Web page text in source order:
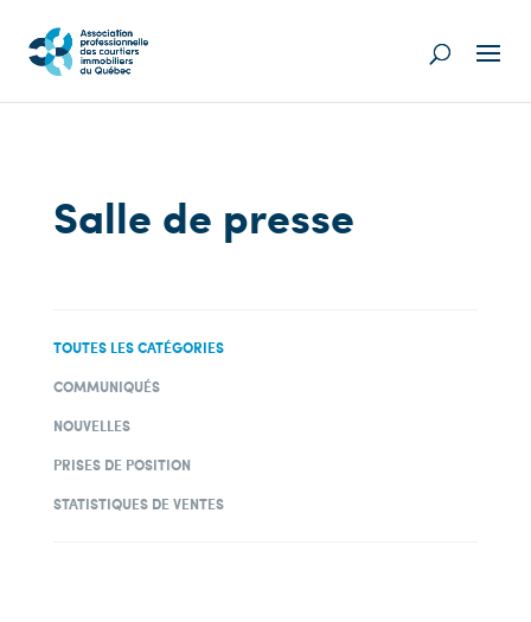
Salle de presse
TOUTES LES CATÉGORIES
COMMUNIQUÉS
NOUVELLES
PRISES DE POSITION
STATISTIQUES DE VENTES